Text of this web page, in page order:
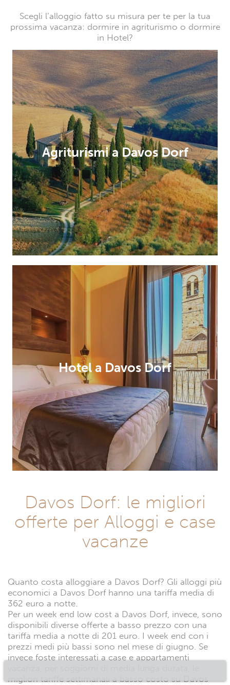
Scegli l’alloggio fatto su misura per te per la tua
prossima vacanza: dormire in agriturismo o dormire
in Hotel?
Agriturismi a Davos Dorf
Hotel a Davos Dorf
Davos Dorf: le migliori
offerte per Alloggi e case
vacanze
Quanto costa alloggiare a Davos Dorf? Gli alloggi più
economici a Davos Dorf hanno una tariffa media di
362 euro a notte.
Per un week end low cost a Davos Dorf, invece, sono
disponibili diverse offerte a basso prezzo con una
tariffa media a notte di 201 euro. I week end con i
prezzi medi più bassi sono nel mese di giugno. Se
invece foste interessati a case e appartamenti
migliori tariffe settimanali a basso costo su Davos